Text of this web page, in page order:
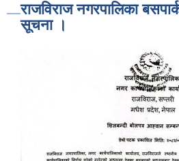
राजविराज नगरपालिका
सूचना ।